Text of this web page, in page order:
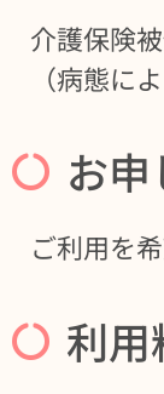
介護保険
（病態に
お
ご利用を
利用